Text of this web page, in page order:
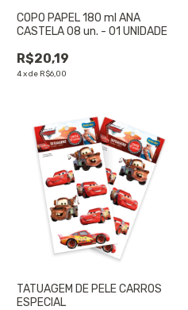
COPO PAPEL 180 ml ANA
CASTELA 08 un. - 01 UNIDADE
R$20,19
4xde R$6,00
TATUAGEM DE PELE CARROS
ESPECIAL